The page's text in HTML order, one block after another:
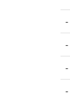
-
-
-
-